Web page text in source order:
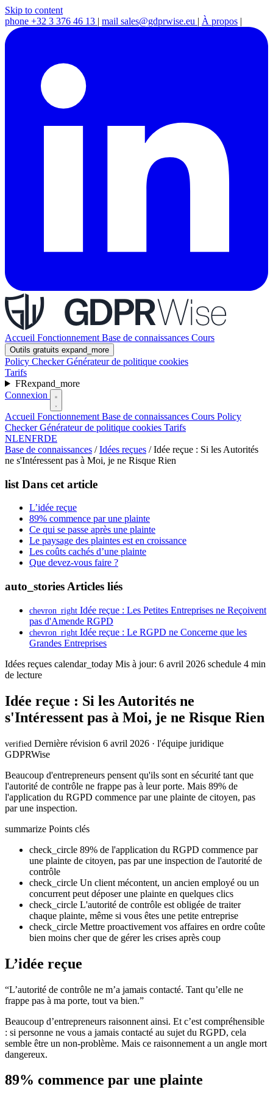
Skip to content
phone +32 3 376 46 13 | mail sales@gdprwise.eu | À propos |
Accueil Fonctionnement Base de connaissances Cours
Outils gratuits expand_more
Policy CheckerGénérateur de politique cookies
Tarifs
FRexpand_more
Connexion
Accueil Fonctionnement Base de connaissances Cours Policy
CheckerGénérateur de politique cookies Tarifs
NLENFRDE
Base de connaissances / Idées reçues / Idée reçue : Si les Autorités
ne s'Intéressent pas à Moi, je ne Risque Rien
list Dans cet article
L’idée reçue
89% commence par une plainte
Ce qui se passe après une plainte
Le paysage des plaintes est en croissance
Les coûts cachés d’une plainte
Que devez-vous faire ?
auto_stories Articles liés
chevron_right Idée reçue : Les Petites Entreprises ne Reçoivent
pas d'Amende RGPD
chevron_right Idée reçue : Le RGPD ne Concerne que les
Grandes Entreprises
Idées reçues calendar_today Mis à jour: 6 avril 2026 schedule 4 min
de lecture
Idée reçue : Si les Autorités ne
s'Intéressent pas à Moi, je ne Risque Rien
verified Dernière révision 6 avril 2026 · l'équipe juridique
GDPRWise
Beaucoup d'entrepreneurs pensent qu'ils sont en sécurité tant que
l'autorité de contrôle ne frappe pas à leur porte. Mais 89% de
l'application du RGPD commence par une plainte de citoyen, pas
par une inspection.
summarize Points clés
check_circle 89% de l'application du RGPD commence par
une plainte de citoyen, pas par une inspection de l'autorité de
contrôle
check_circle Un client mécontent, un ancien employé ou un
concurrent peut déposer une plainte en quelques clics
check_circle L'autorité de contrôle est obligée de traiter
chaque plainte, même si vous êtes une petite entreprise
check_circle Mettre proactivement vos affaires en ordre coûte
bien moins cher que de gérer les crises après coup
L’idée reçue
“L’autorité de contrôle ne m’a jamais contacté. Tant qu’elle ne
frappe pas à ma porte, tout va bien.”
Beaucoup d’entrepreneurs raisonnent ainsi. Et c’est compréhensible
: si personne ne vous a jamais contacté au sujet du RGPD, cela
semble être un non-problème. Mais ce raisonnement a un angle mort
dangereux.
89% commence par une plainte